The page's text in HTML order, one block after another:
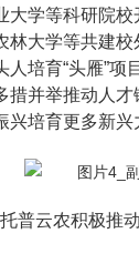
大学等科研院
林大学等共建
人培育“头雁”项
措并举推动人
培育更多新兴
托普云农积极推